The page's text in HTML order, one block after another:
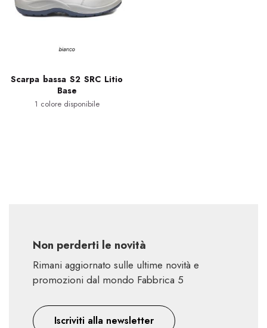
Scarpa bassa S2 SRC Litio
Base
1 colore disponibile
Non perderti le novità
Rimani aggiornato sulle ultime novità e
promozioni dal mondo Fabbrica 5
Iscriviti alla newsletter